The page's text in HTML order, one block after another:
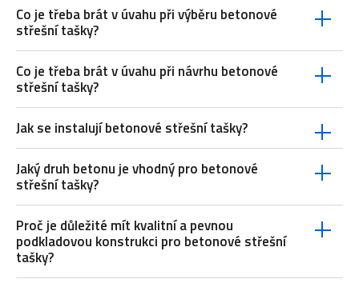
Co je třeba brát v úvahu při výběru betonové
střešní tašky?
Co je třeba brát v úvahu při návrhu betonové
střešní tašky?
Jak se instalují betonové střešní tašky?
Jaký druh betonu je vhodný pro betonové
střešní tašky?
Proč je důležité mít kvalitní a pevnou
podkladovou konstrukci pro betonové střešní
tašky?